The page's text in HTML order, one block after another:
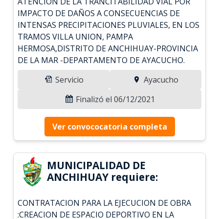
IMPACTO DE DAÑOS A CONSECUENCIAS DE
INTENSAS PRECIPITACIONES PLUVIALES, EN LOS
TRAMOS VILLA UNION, PAMPA
HERMOSA,DISTRITO DE ANCHIHUAY-PROVINCIA
DE LA MAR -DEPARTAMENTO DE AYACUCHO.
Servicio
Ayacucho
Finalizó el 06/12/2021
Ver convococatoria completa
MUNICIPALIDAD DE
ANCHIHUAY requiere:
CONTRATACION PARA LA EJECUCION DE OBRA
:CREACION DE ESPACIO DEPORTIVO EN LA